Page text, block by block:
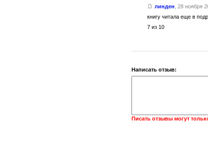
линден 28 ноября
книгу читала еще в
7 из 10
Написать отзыв:
Писать отзывы могут